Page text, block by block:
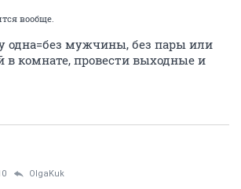
вообще.
одна=без мужчины, без пары или
в комнате, провести выходные и
OlgaKuk